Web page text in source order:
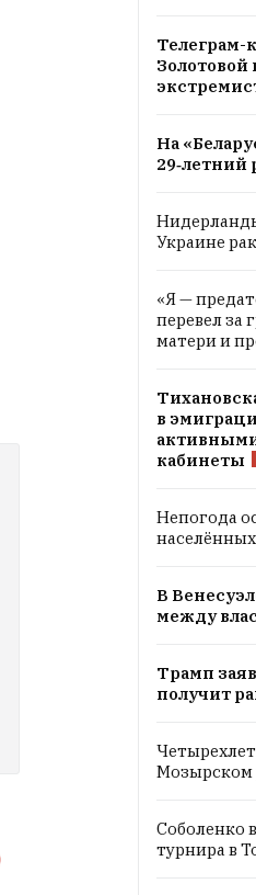
Телеграм-
Золотовой
На
29‑летний
Украине
«Я —
перевел за
матери и
в
кабинеты
Непогода
В
между
Трамп
получит
Мозырском
Соболенко
турнира в